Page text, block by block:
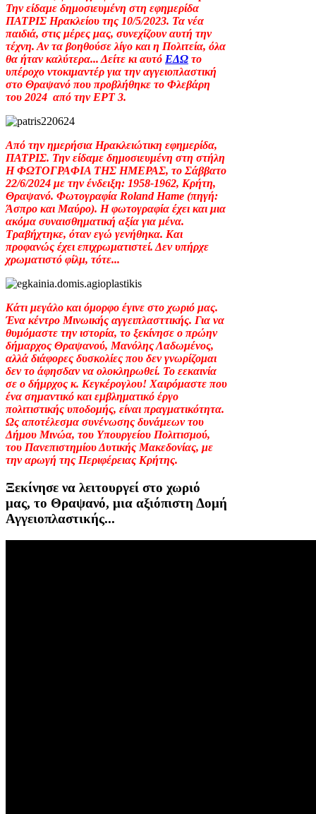
Την είδαμε δημοσιευμένη στη εφημερίδα
ΠΑΤΡΙΣ Ηρακλείου της 10/5/2023. Τα νέα
παιδιά, στις μέρες μας, συνεχίζουν αυτή την
τέχνη. Αν τα βοηθούσε λίγο και η Πολιτεία, όλα
θα ήταν καλύτερα... Δείτε κι αυτό ΕΔΩ το
υπέροχο ντοκιμαντέρ για την αγγειοπλαστική
στο Θραψανό που προβλήθηκε το Φλεβάρη
του 2024 από την ΕΡΤ 3.
Από την ημερήσια Ηρακλειώτικη εφημερίδα,
ΠΑΤΡΙΣ. Την είδαμε δημοσιευμένη στη στήλη
Η ΦΩΤΟΓΡΑΦΙΑ ΤΗΣ ΗΜΕΡΑΣ, το Σάββατο
22/6/2024 με την ένδειξη: 1958-1962, Κρήτη,
Θραψανό. Φωτογραφία Roland Hame (πηγή:
Άσπρο και Μαύρο). Η φωτογραφία έχει και μια
ακόμα συναισθηματική αξία για μένα.
Τραβήχτηκε, όταν εγώ γενήθηκα. Και
προφανώς έχει επιχρωματιστεί. Δεν υπήρχε
χρωματιστό φίλμ, τότε...
Κάτι μεγάλο και όμορφο έγινε στο χωριό μας.
Ένα κέντρο Μινωικής αγγειπλασττικής. Για να
θυμόμαστε την ιστορία, το ξεκίνησε ο πρώην
δήμαρχος Θραψανού, Μανόλης Λαδωμένος,
αλλά διάφορες δυσκολίες που δεν γνωρίζομαι
δεν το άφησδαν να ολοκληρωθεί. Το εεκαινία
σε ο δήμρχος κ. Κεγκέρογλου! Χαιρόμαστε που
ένα σημαντικό και εμβληματικό έργο
πολιτιστικής υποδομής, είναι πραγματικότητα.
Ως αποτέλεσμα συνένωσης δυνάμεων του
Δήμου Μινώα, του Υπουργείου Πολιτισμού,
του Πανεπιστημίου Δυτικής Μακεδονίας, με
την αρωγή της Περιφέρειας Κρήτης.
Ξεκίνησε να λειτουργεί στο χωριό
μας, το Θραψανό, μια αξιόπιστη Δομή
Αγγειοπλαστικής...